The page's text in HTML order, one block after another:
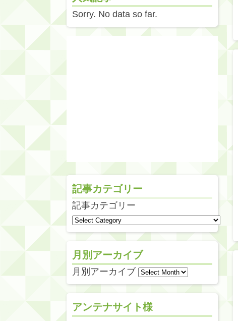
Sorry. No data so far.
記事カテゴリー
記事カテゴリー
月別アーカイブ
月別アーカイブ
アンテナサイト様